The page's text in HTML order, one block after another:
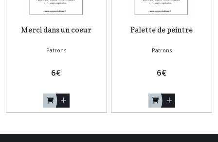
Merci dans un coeur
Patrons
6€
Palette de peintre
Patrons
6€